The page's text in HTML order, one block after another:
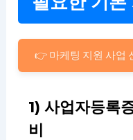
👉 마케팅 지원 사업
1) 사업자등록
비